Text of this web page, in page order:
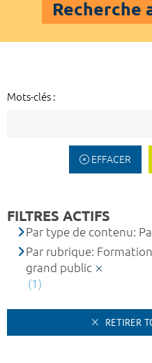
Recherche
Mots-clés :
EFFACER
FILTRES ACTIFS
Par type de contenu:
Par rubrique:
grand public
(1)
RETIRER